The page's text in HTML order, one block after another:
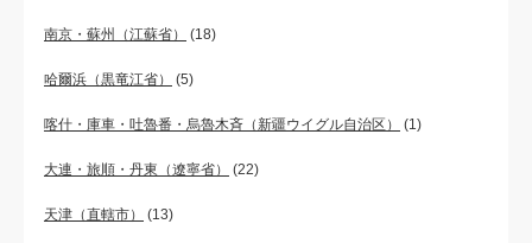
南京・蘇州（江蘇省） (18)
哈爾浜（黒竜江省） (5)
喀什・庫車・吐魯番・烏魯木斉（新疆ウイグル自治区） (1)
大連・旅順・丹東（遼寧省） (22)
天津（直轄市） (13)